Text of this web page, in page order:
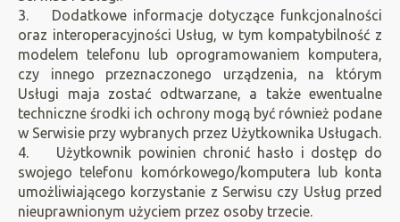
3. Dodatkowe informacje dotyczące funkcjonalności
oraz interoperacyjności Usług, w tym kompatybilność z
modelem telefonu lub oprogramowaniem komputera,
czy innego przeznaczonego urządzenia, na którym
Usługi maja zostać odtwarzane, a także ewentualne
techniczne środki ich ochrony mogą być również podane
w Serwisie przy wybranych przez Użytkownika Usługach.
4. Użytkownik powinien chronić hasło i dostęp do
swojego telefonu komórkowego/komputera lub konta
umożliwiającego korzystanie z Serwisu czy Usług przed
nieuprawnionym użyciem przez osoby trzecie.